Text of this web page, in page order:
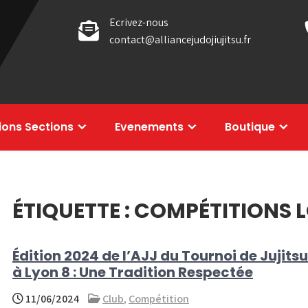
Ecrivez-nous
contact@alliancejudojiujitsu.fr
Sections Evenements Boutique
ÉTIQUETTE :COMPÉTITIONS
Édition 2024 de l’AJJ du Tournoi de Jujitsu
à Lyon 8 : Une Tradition Respectée
11/06/2024 Club, Compétition